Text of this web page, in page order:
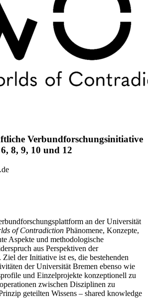
Verbundforschungsinitiative
8, 9, 10 und 12
an der Universität
of Contradiction Phänomene, Konzepte,
Aspekte und methodologische
aus Perspektiven der
Ziel der Initiative ist es, die bestehenden
der Universität Bremen ebenso wie
und Einzelprojekte konzeptionell zu
zwischen Disziplinen zu
geteilten Wissens – shared knowledge